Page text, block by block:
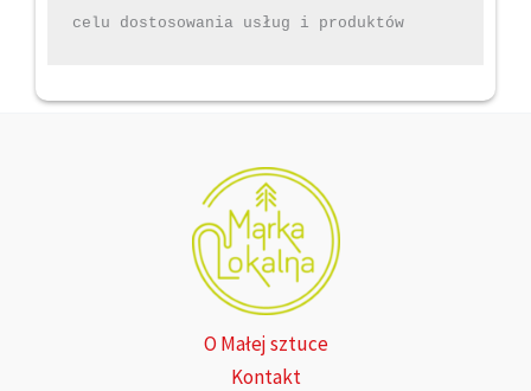
celu dostosowania usług i produktów
O Małej sztuce
Kontakt